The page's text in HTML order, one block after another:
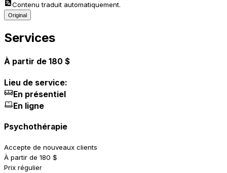
Contenu traduit automatiquement.
Original
Services
À partir de 180 $
Lieu de service:
En présentiel
En ligne
Psychothérapie
Accepte de nouveaux clients
À partir de 180 $
Prix régulier